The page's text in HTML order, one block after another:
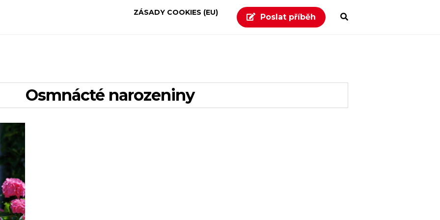
Poslat příběh
ZÁSADY COOKIES (EU)
osmnácté narozeniny